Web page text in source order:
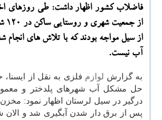
از سیل مواجه بودند كه با تلاش های انجام
آب نیست.
به گزارش لوازم فلزی به نقل از
حل مشكل آب شهرهای پلدختر و
درگیر در سیل لرستان اظهار نمود:
پس از برق دار شدن آبگیری شد و الان